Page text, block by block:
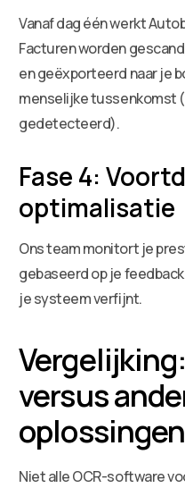
Vanaf dag één werkt
Facturen worden
en geëxporteerd naar je
menselijke tussenkomst
gedetecteerd).
Fase 4:
optimalisatie
Ons team monitort je
gebaseerd op je
je systeem verfijnt.
versus
oplossingen
Niet alle OCR-software